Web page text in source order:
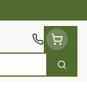
Zoek